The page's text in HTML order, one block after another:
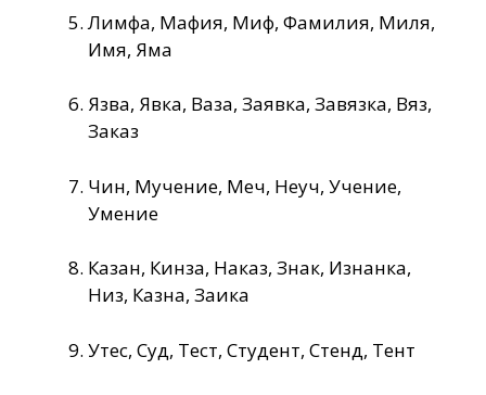
Лимфа, Мафия, Миф, Фамилия, Миля,
Имя, Яма
Язва, Явка, Ваза, Заявка, Завязка, Вяз,
Заказ
Чин, Мучение, Меч, Неуч, Учение,
Умение
Казан, Кинза, Наказ, Знак, Изнанка,
Низ, Казна, Заика
Утес, Суд, Тест, Студент, Стенд, Тент